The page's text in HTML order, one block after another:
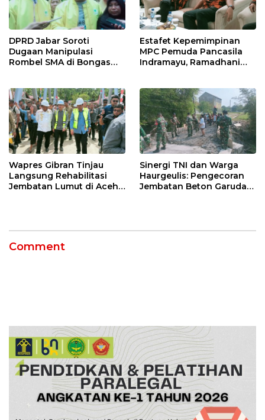
DPRD Jabar Soroti
Dugaan Manipulasi
Rombel SMA di Bongas
Estafet Kepemimpinan
MPC Pemuda Pancasila
Indramayu, Ramadhani
Muscablub
Wapres Gibran Tinjau
Langsung Rehabilitasi
Jembatan Lumut di Aceh
Sinergi TNI dan Warga
Haurgeulis: Pengecoran
Jembatan Beton Garuda
Comment